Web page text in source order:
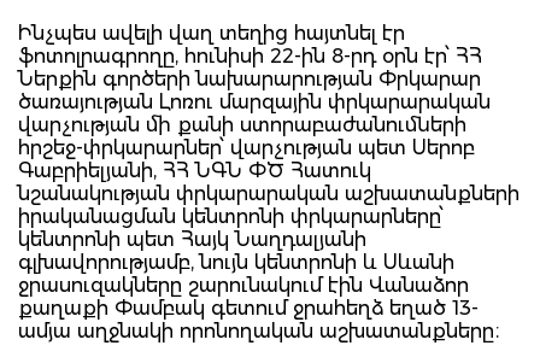
Ինչպես ավելի վաղ տեղից հայտնել էր
ֆոտոլրագրողը, հունիսի 22-ին 8-րդ օրն էր՝ ՀՀ
Ներքին գործերի նախարարության Փրկարար
ծառայության Լոռու մարզային փրկարարական
վարչության մի քանի ստորաբաժանումների
հրշեջ-փրկարարներ՝ վարչության պետ Սերոբ
Գաբրիելյանի, ՀՀ ՆԳՆ ՓԾ Հատուկ
նշանակության փրկարարական աշխատանքների
իրականացման կենտրոնի փրկարարները՝
կենտրոնի պետ Հայկ Նաղդալյանի
գլխավորությամբ, նույն կենտրոնի և Սևանի
ջրասուզակները շարունակում էին Վանաձոր
քաղաքի Փամբակ գետում ջրահեղձ եղած 13-
ամյա աղջնակի որոնողական աշխատանքները։